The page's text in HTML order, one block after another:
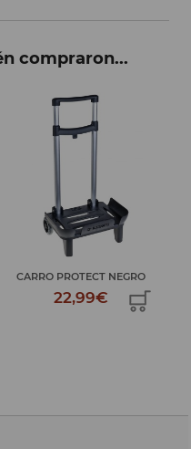
compraron...
CARRO PROTECT NEGRO
22,99€